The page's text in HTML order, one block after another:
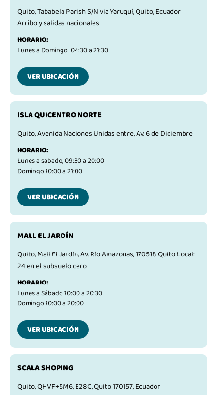
Quito, Tababela Parish S/N via Yaruquí, Quito, Ecuador
Arribo y salidas nacionales
HORARIO:
Lunes a Domingo 04:30 a 21:30
VER UBICACIÓN
ISLA QUICENTRO NORTE
Quito, Avenida Naciones Unidas entre, Av. 6 de Diciembre
HORARIO:
Lunes a sábado, 09:30 a 20:00
Domingo 10:00 a 21:00
VER UBICACIÓN
MALL EL JARDÍN
Quito, Mall El Jardín, Av. Río Amazonas, 170518 Quito Local:
24 en el subsuelo cero
HORARIO:
Lunes a Sábado 10:00 a 20:30
Domingo 10:00 a 20:00
VER UBICACIÓN
SCALA SHOPING
Quito, QHVF+5M6, E28C, Quito 170157, Ecuador